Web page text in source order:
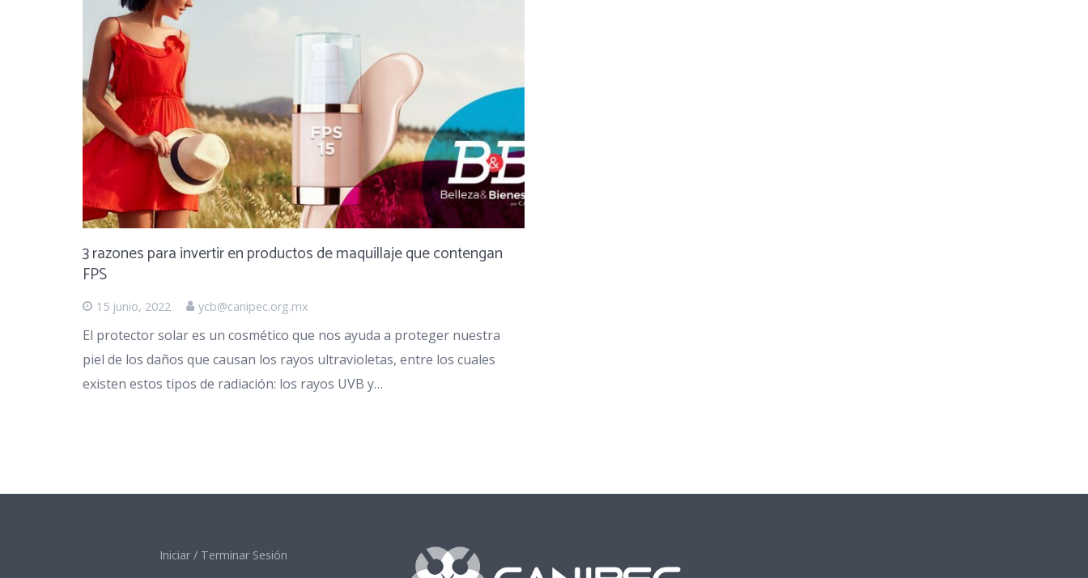
3 razones para invertir en productos de maquillaje que contengan
FPS
15 junio, 2022 ycb@canipec.org.mx
El protector solar es un cosmético que nos ayuda a proteger nuestra
piel de los daños que causan los rayos ultravioletas, entre los cuales
existen estos tipos de radiación: los rayos UVB y…
Iniciar / Terminar Sesión